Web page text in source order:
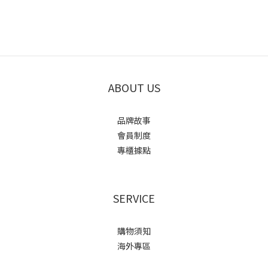
ABOUT US
品牌故事
會員制度
專櫃據點
SERVICE
購物須知
海外專區